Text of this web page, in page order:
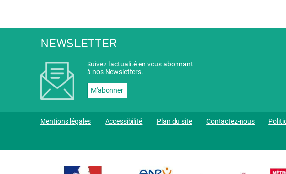
NEWSLETTER
Suivez l'actualité en vous abonnant
à nos Newsletters.
M'abonner
Mentions légales Accessibilité Plan du site Contactez-nous